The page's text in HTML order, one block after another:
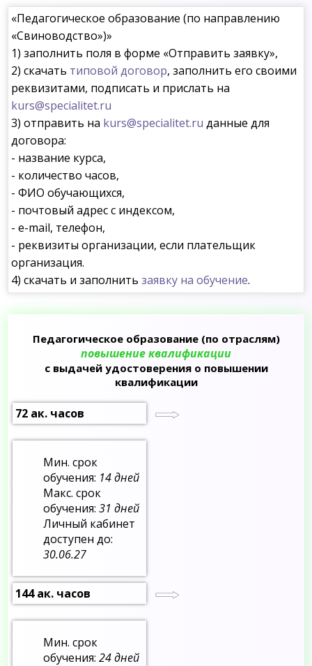
«Педагогическое образование (по направлению
«Свиноводство»)»
1) заполнить поля в форме «Отправить заявку»,
2) скачать типовой договор, заполнить его своими
реквизитами, подписать и прислать на
kurs@specialitet.ru
3) отправить на kurs@specialitet.ru данные для
договора:
- название курса,
- количество часов,
- ФИО обучающихся,
- почтовый адрес с индексом,
- e-mail, телефон,
- реквизиты организации, если плательщик
организация.
4) скачать и заполнитьзаявку на обучение.
Педагогическое образование (по отраслям)
повышение квалификации
с выдачей удостоверения о повышении
квалификации
72 ак. часов
Мин. срок
обучения: 14 дней
Макс. срок
обучения:31 дней
Личный кабинет
доступен до:
30.06.27
144 ак. часов
Мин. срок
обучения:24 дней